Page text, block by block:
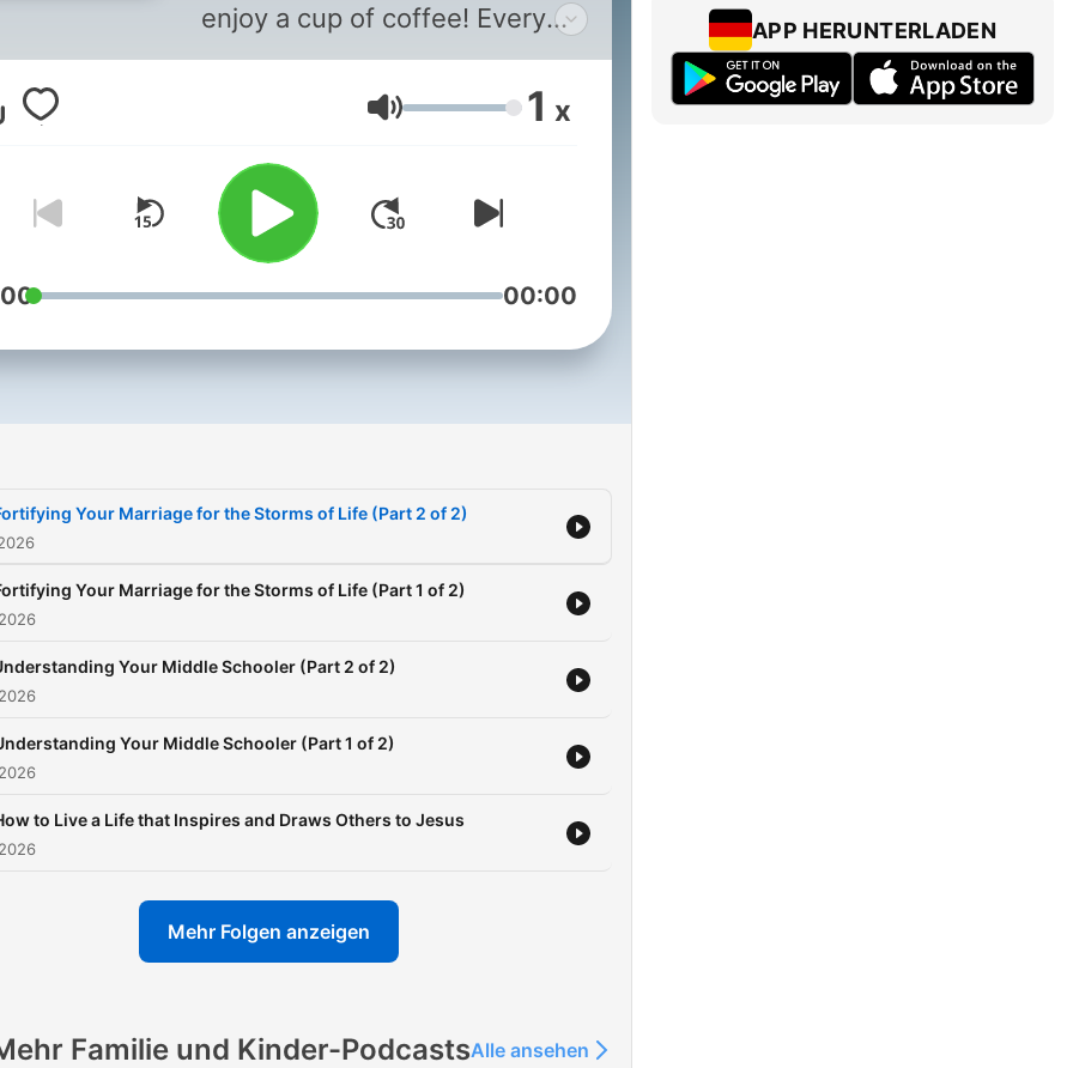
enjoy a cup of coffee! Every
episode of the Focus on the
Family Christian podcast helps
you confidently guide your
loved ones through the unique
challenges faced by today’s
Christian families. With over 40
years of trusted,
compassionate stories of
and John Fuller connect you to
parenting help that is relatable,
Listen/Learn/Apply/ThriveInChrist!
Lautstärke 1 x
00:00
Your Marriage for the Storms of Life (Part 2 of 2)
Your Marriage for the Storms of Life (Part 1 of 2)
Your Middle Schooler (Part 2 of 2)
Your Middle Schooler (Part 1 of 2)
to Live a Life that Inspires and Draws Others to Jesus
Mehr Folgen anzeigen
Familie und Kinder-PodcastsAlle ansehen
APP HERUNTERLADEN